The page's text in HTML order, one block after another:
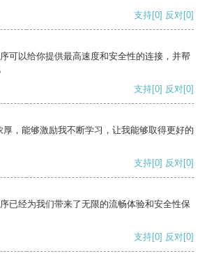
支持[0] 反对[0]
可以给你提供最高速度和安全性的连接，并帮
支持[0] 反对[0]
，能够激励我不断学习，让我能够取得更好的
支持[0] 反对[0]
已经为我们带来了无限的流畅体验和安全性保
支持[0] 反对[0]